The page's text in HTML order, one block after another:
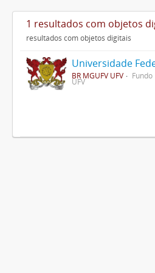
1 resultados com objetos
resultados com objetos digitais
Universidade
BR MGUFV UFV Fundo
UFV